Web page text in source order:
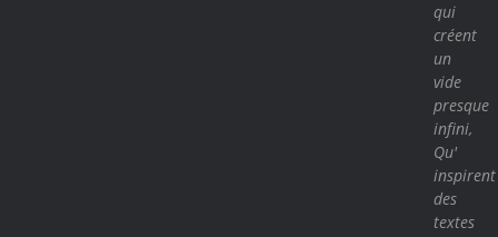
qui
créent
un
vide
presque
infini,
Qu'
inspirent
des
textes